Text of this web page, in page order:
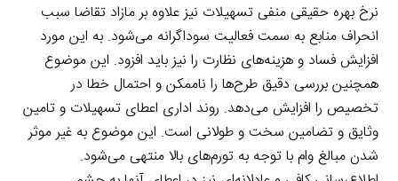
نرخ بهره حقیقی منفی تسهیلات نیز علاوه بر مازاد تقاضا سبب
انحراف منابع به سمت فعالیت سوداگرانه می‌شود. به این مورد
افزایش فساد و هزینه‌های نظارت را نیز باید افزود. این موضوع
همچنین بررسی دقیق طرح‌ها را ناممکن و احتمال خطا در
تخصیص را افزایش می‌دهد. روند اداری اعطای تسهیلات و تامین
وثایق و تضامین سخت و طولانی است. این موضوع به غیر موثر
شدن مبالغ وام با توجه به تورم‌های بالا منتهی می‌شود.